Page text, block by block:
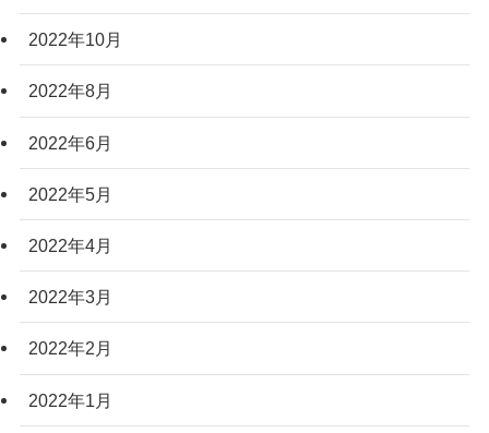
2022年10月
2022年8月
2022年6月
2022年5月
2022年4月
2022年3月
2022年2月
2022年1月